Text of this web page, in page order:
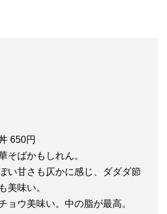
650円
そばかもしれん。
い甘さも仄かに感じ、ダダダ節
美味い。
ョウ美味い。中の脂が最高。